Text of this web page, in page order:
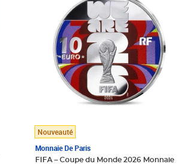
Nouveauté
Monnaie De Paris
FIFA – Coupe du Monde 2026 Monnaie